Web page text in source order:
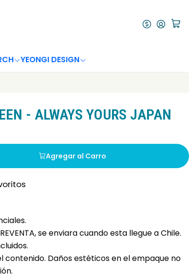
YEONGI DESIGN
- ALWAYS YOURS JAPAN
Agregar al Carro
se enviara cuando esta llegue a Chile.
contenido. Daños estéticos en el empaque no